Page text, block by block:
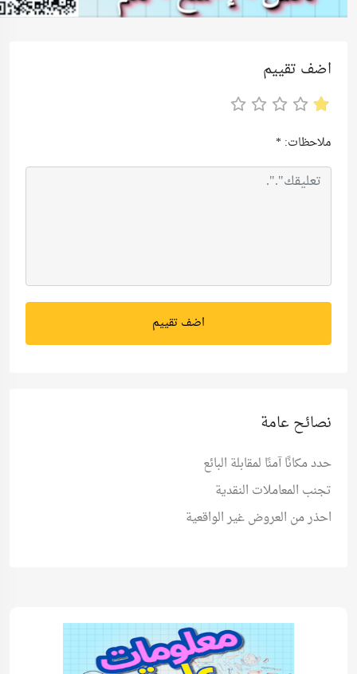
اضف تقييم
ملاحظات:*
اضف تقييم
نصائح عامة
حدد مكانًا آمنًا لمقابلة البائع
تجنب المعاملات النقدية
احذر من العروض غير الواقعية